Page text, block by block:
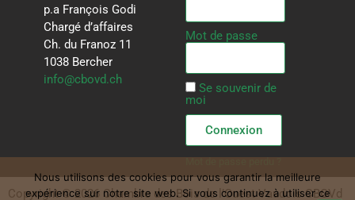
p.a François Godi
Chargé d’affaires
Ch. du Franoz 11
1038 Bercher
info@cbovd.ch
Mot de passe
Se souvenir de
moi
Connexion
Copyright © 2026 Chambre des Bois de l’Ouest Vaudois CBOVd
Nous utilisons des cookies pour vous garantir la meilleure
expérience sur notre site web. Si vous continuez à utiliser ce